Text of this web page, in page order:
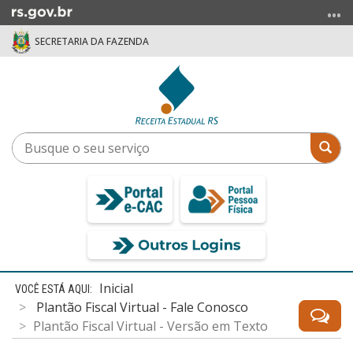
para
menu
SECRETARIA DA FAZENDA
Busque
o
Início
conteúdo
Inicial
Plantão Fiscal Virtual - Fale Conosco
Plantão Fiscal Virtual - Versão em Texto